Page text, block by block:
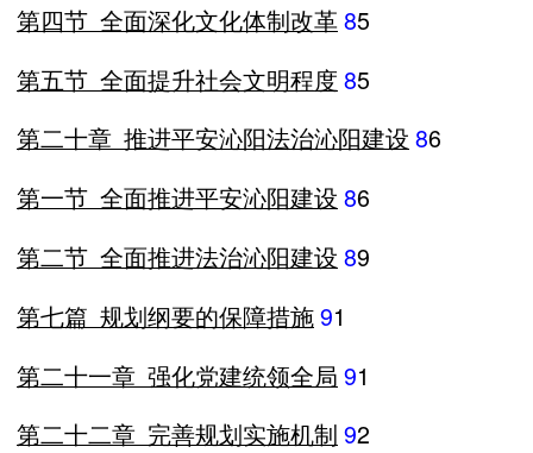
第四节 全面深化文化体制改革 85
第五节 全面提升社会文明程度 85
第二十章 推进平安沁阳法治沁阳建设 86
第一节 全面推进平安沁阳建设 86
第二节 全面推进法治沁阳建设 89
第七篇 规划纲要的保障措施91
第二十一章 强化党建统领全局 91
第二十二章 完善规划实施机制 92